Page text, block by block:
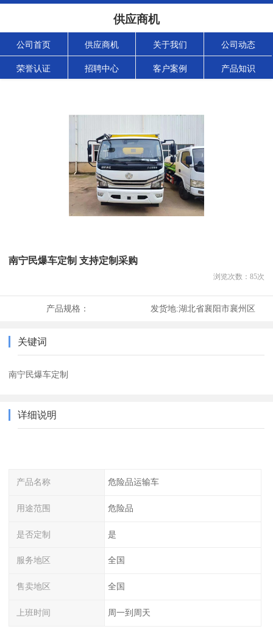
供应商机
公司首页 供应商机 关于我们 公司动态
荣誉认证 招聘中心 客户案例 产品知识
南宁民爆车定制 支持定制采购
浏览次数： 85次
产品规格： 发货地:湖北省襄阳市襄州区
关键词
南宁民爆车定制
详细说明
产品名称 危险品运输车
用途范围 危险品
是否定制 是
服务地区 全国
售卖地区 全国
上班时间 周一到周天